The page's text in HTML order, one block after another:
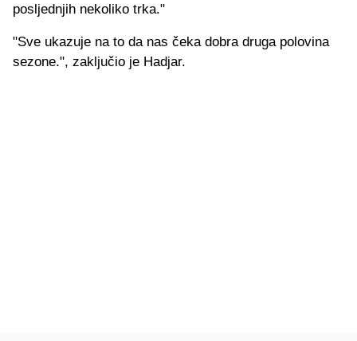
posljednjih nekoliko trka."
"Sve ukazuje na to da nas čeka dobra druga polovina
sezone.", zaključio je Hadjar.